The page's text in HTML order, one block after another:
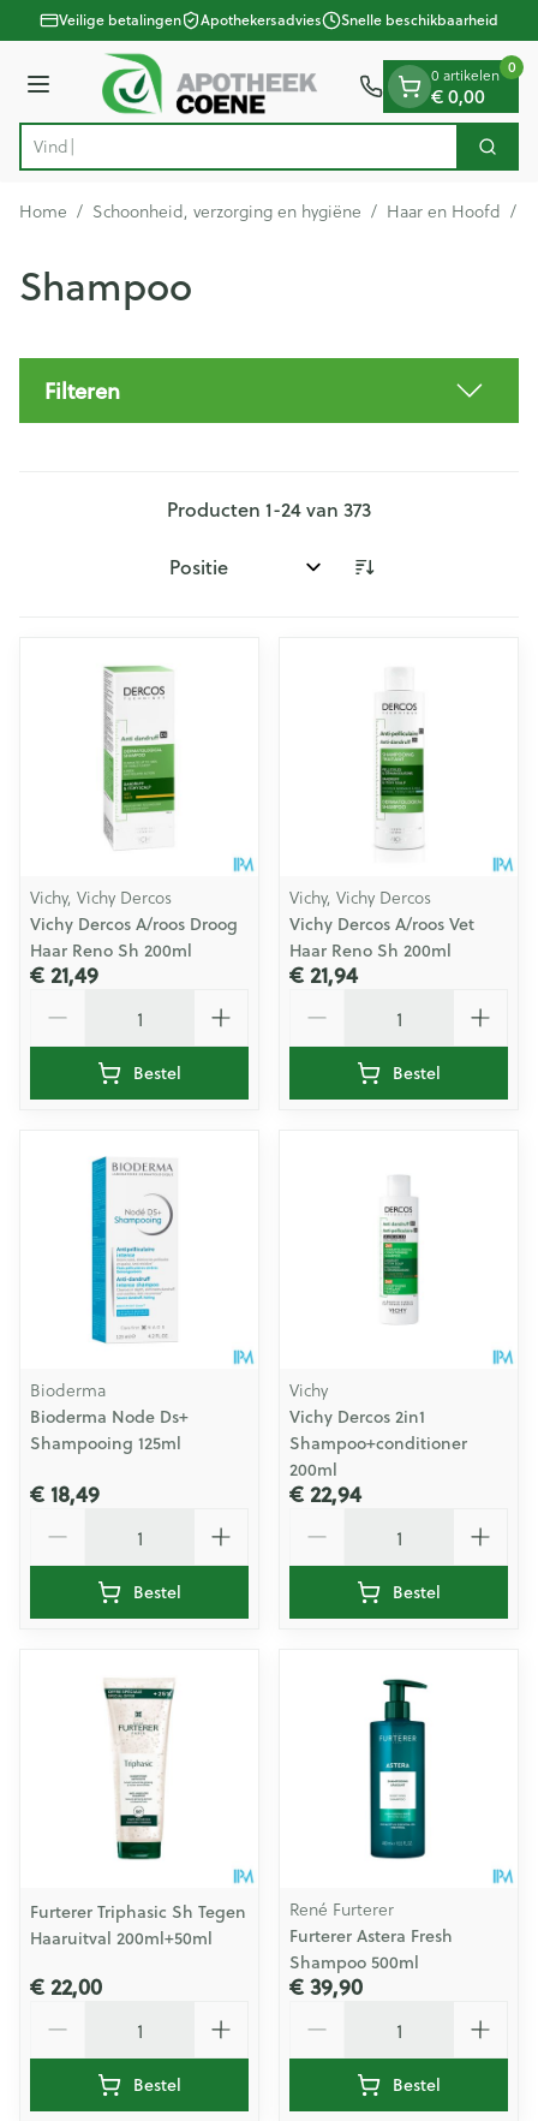
Ga naar de inhoud
1 van 1Veilige betalingen Apothekersadvies Snelle beschikbaarheid
Menu
Product, merk, categorie...
Vind snel won Zoek
0 artikelen
€ 0,00
0
Home / Schoonheid, verzorging en hygiëne / Haar en Hoofd /
Shampoo
Filteren
Producten 1-24van 373
Sorteer op:
Vichy, Vichy Dercos
Vichy Dercos A/roos Droog
Haar Reno Sh 200ml
€ 21,49
Bestel
Vichy, Vichy Dercos
Vichy Dercos A/roos Vet
Haar Reno Sh 200ml
€ 21,94
Bestel
Bioderma
Bioderma Node Ds+
Shampooing 125ml
€ 18,49
Bestel
Vichy
Vichy Dercos 2in1
Shampoo+conditioner
200ml
€ 22,94
Bestel
Furterer Triphasic Sh Tegen
Haaruitval 200ml+50ml
€ 22,00
Bestel
René Furterer
Furterer Astera Fresh
Shampoo 500ml
€ 39,90
Bestel